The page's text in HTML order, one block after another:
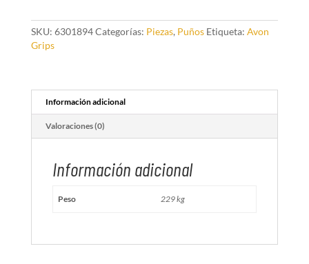
M
cantidad
SKU: 6301894Categorías: Piezas, Puños Etiqueta: Avon
Grips
Información adicional
Valoraciones (0)
Información adicional
Peso 229 kg